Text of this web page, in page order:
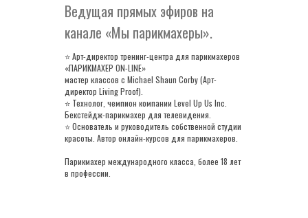
Ведущая прямых эфиров на
канале «Мы парикмахеры».
⭐ Арт-директор тренинг-центра для парикмахеров
«ПАРИКМАХЕР ON-LINE»
мастер классов с Michael Shaun Corby (Арт-
директор Living Proof).
⭐ Технолог, чемпион компании Level Up Us Inc.
Бекстейдж-парикмахер для телевидения.
⭐ Основатель и руководитель собственной студии
красоты. Автор онлайн-курсов для парикмахеров.
Парикмахер международного класса, более 18 лет
в профессии.
БРЕНДЫ ИНТЕРНЕТ-МАГАЗИН
рекомендованная розничная цена,
не является публичной офертой.
+7 931 288-78-97
Platform Inc., которая
РАСПИСАНИЕ АКАДЕМИИ ПАРТНЁРСТВО
(пн-пт 09:30–18:30)
персональных данных
Договор оферты
Согласие на рассылки
Согласие лицензии